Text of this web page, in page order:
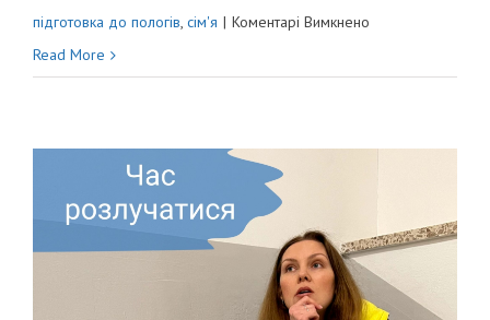
підготовка до пологів, сім'я | Коментарі Вимкнено
ПІСЛЯПОЛОГОВІ
Read More